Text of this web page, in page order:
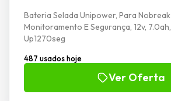
Bateria Selada Unipower, Para Nobreak
Monitoramento E Segurança, 12v,
Up1270seg
487 usados hoje
Ver Oferta